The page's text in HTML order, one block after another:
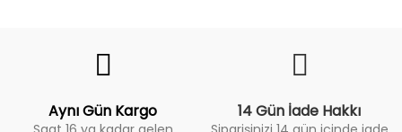
Aynı Gün Kargo 14 Gün İade Hakkı